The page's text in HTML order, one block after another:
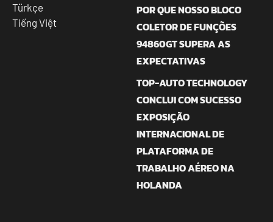
Türkçe
Tiếng Việt
POR QUE NOSSO BLOCO
COLETOR DE FUNÇÕES
94860GT SUPERA AS
EXPECTATIVAS
TOP-AUTO TECHNOLOGY
CONCLUI COM SUCESSO
EXPOSIÇÃO
INTERNACIONAL DE
PLATAFORMA DE
TRABALHO AÉREO NA
HOLANDA